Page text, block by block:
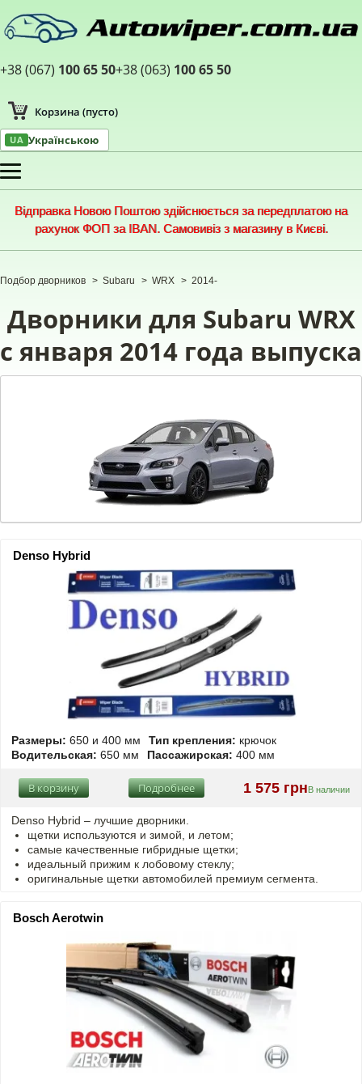
+38 (067) 100 65 50+38 (063) 100 65 50
Корзина (пусто)
UA Українською
Меню
Відправка Новою Поштою здійснюється за передплатою на
рахунок ФОП за IBAN. Самовивіз з магазину в Києві.
Подбор дворников > Subaru > WRX > 2014-
Дворники для Subaru WRX
с января 2014 года выпуска
Denso Hybrid
Размеры: 650 и 400 мм Тип крепления: крючок
Водительская: 650 мм Пассажирская: 400 мм
1 575 грнВ наличии
Подробнее
В корзину
Denso Hybrid – лучшие дворники.
щетки используются и зимой, и летом;
самые качественные гибридные щетки;
идеальный прижим к лобовому стеклу;
оригинальные щетки автомобилей премиум сегмента.
Bosch Aerotwin